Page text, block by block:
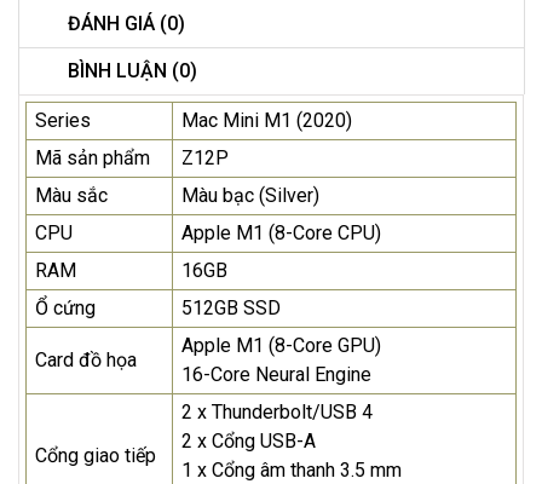
ĐÁNH GIÁ (0)
BÌNH LUẬN (0)
Series
Mac Mini M1 (2020)
Mã sản phẩm
Z12P
Màu sắc
Màu bạc (Silver)
CPU
Apple M1 (8-Core CPU)
RAM
16GB
Ổ cứng
512GB SSD
Card đồ họa
Apple M1 (8-Core GPU)
16-Core Neural Engine
Cổng giao tiếp
2 x Thunderbolt/USB 4
2 x Cổng USB-A
1 x Cổng âm thanh 3.5 mm